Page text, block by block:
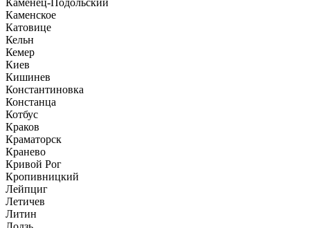
Каменец-Подольский
Каменское
Катовице
Кельн
Кемер
Киев
Кишинев
Константиновка
Констанца
Котбус
Краков
Краматорск
Кранево
Кривой Рог
Кропивницкий
Лейпциг
Летичев
Литин